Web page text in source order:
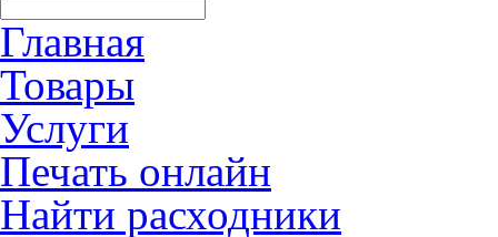
Главная
Товары
Услуги
Печать онлайн
Найти расходники